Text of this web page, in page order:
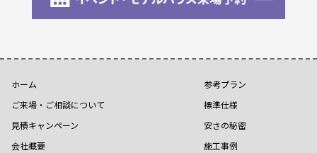
ホーム
ご来場・ご相談について
見積キャンペーン
会社概要
参考プラン
標準仕様
安さの秘密
施工事例